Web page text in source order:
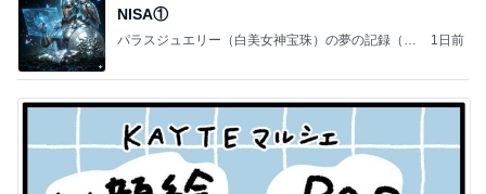
NISA①
パラスジュエリー（白美女神宝珠）の夢の記録（続
1日前